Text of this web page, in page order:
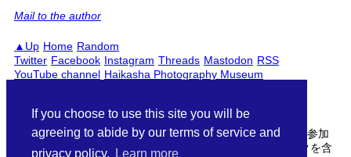
If you choose to use this site you will be
agreeing to abide by our terms of service and
privacy policy.
Learn more
Mail to the author
Up Home Random
Twitter Facebook Instagram Threads Mastodon RSS
YouTube channel Haikasha Photography Museum
当サイトははAmazonアソシエイト・楽天アフィリエイトに参加
しています。サイト中の商品リンクはアフィリエイトリンクを含